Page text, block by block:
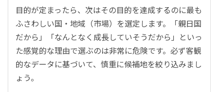
目的が定まったら、次はその目的を達成するのに最も
ふさわしい国・地域（市場）を選定します。「親日国
だから」「なんとなく成長していそうだから」といっ
た感覚的な理由で選ぶのは非常に危険です。必ず客観
的なデータに基づいて、慎重に候補地を絞り込みまし
ょう。